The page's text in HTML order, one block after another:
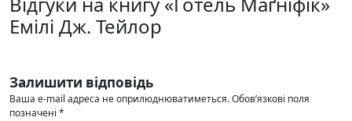
Емілі Дж. Тейлор
Залишити відповідь
Ваша e-mail адреса не оприлюднюватиметься.Обов’язкові поля
позначені *